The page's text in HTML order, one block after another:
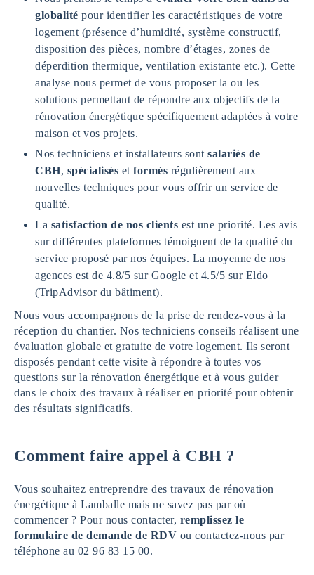
globalité pour identifier les caractéristiques de votre
logement (présence d’humidité, système constructif,
disposition des pièces, nombre d’étages, zones de
déperdition thermique, ventilation existante etc.). Cette
analyse nous permet de vous proposer la ou les
solutions permettant de répondre aux objectifs de la
rénovation énergétique spécifiquement adaptées à votre
maison et vos projets.
Nos techniciens et installateurs sont salariés de
CBH, spécialisés et formés régulièrement aux
nouvelles techniques pour vous offrir un service de
qualité.
La satisfaction de nos clients est une priorité. Les avis
sur différentes plateformes témoignent de la qualité du
service proposé par nos équipes. La moyenne de nos
agences est de 4.8/5 sur Google et 4.5/5 sur Eldo
(TripAdvisor du bâtiment).
Nous vous accompagnons de la prise de rendez-vous à la
réception du chantier. Nos techniciens conseils réalisent une
évaluation globale et gratuite de votre logement. Ils seront
disposés pendant cette visite à répondre à toutes vos
questions sur la rénovation énergétique et à vous guider
dans le choix des travaux à réaliser en priorité pour obtenir
des résultats significatifs.
Comment faire appel à CBH ?
Vous souhaitez entreprendre des travaux de rénovation
énergétique à Lamballe mais ne savez pas par où
commencer ? Pour nous contacter, remplissez le
formulaire de demande de RDV ou contactez-nous par
téléphone au 02 96 83 15 00.